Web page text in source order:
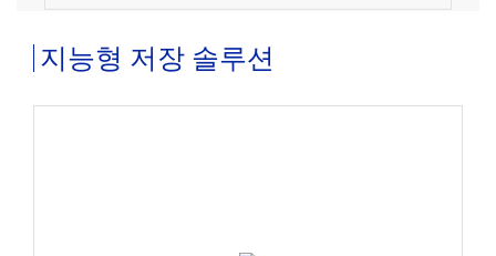
지능형 저장 솔루션